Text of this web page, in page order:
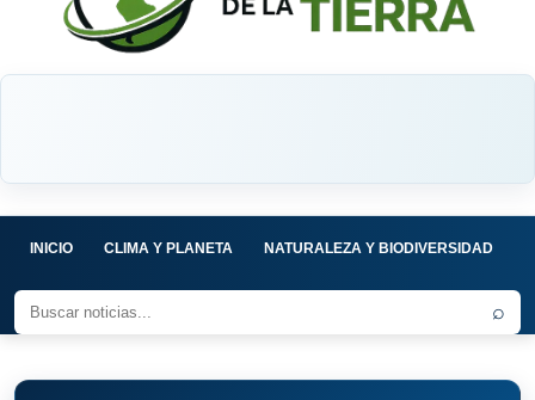
INICIO CLIMA Y PLANETA NATURALEZA Y BIODIVERSIDAD
⌕